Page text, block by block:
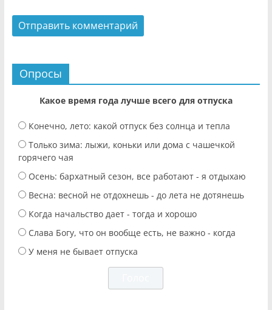
Опросы
Какое время года лучше всего для отпуска
Конечно, лето: какой отпуск без солнца и тепла
Только зима: лыжи, коньки или дома с чашечкой
горячего чая
Осень: бархатный сезон, все работают - я отдыхаю
Весна: весной не отдохнешь - до лета не дотянешь
Когда начальство дает - тогда и хорошо
Слава Богу, что он вообще есть, не важно - когда
У меня не бывает отпуска